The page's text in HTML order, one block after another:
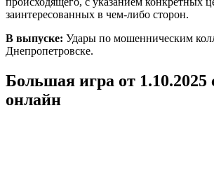
заинтересованных в чем-либо сторон.
В выпуске: Удары по мошенническим
Днепропетровске.
Большая игра от 1.10.2025
онлайн